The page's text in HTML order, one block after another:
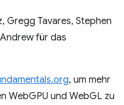
Gregg Tavares, Stephen
für das
, um mehr
WebGPU und WebGL zu